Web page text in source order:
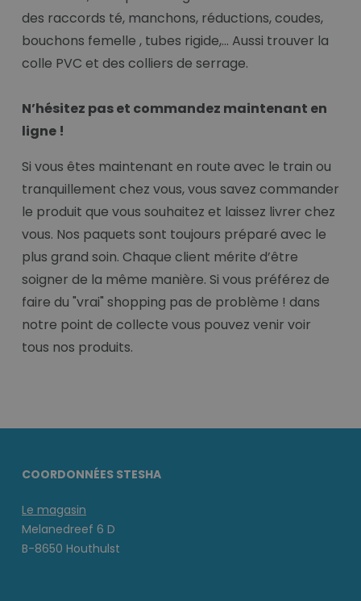
des raccords té, manchons, réductions, coudes,
bouchons femelle , tubes rigide,... Aussi trouver la
colle PVC et des colliers de serrage.
N’hésitez pas et commandez maintenant en
ligne !
Si vous êtes maintenant en route avec le train ou
tranquillement chez vous, vous savez commander
le produit que vous souhaitez et laissez livrer chez
vous. Nos paquets sont toujours préparé avec le
plus grand soin. Chaque client mérite d’être
soigner de la même manière. Si vous préférez de
faire du "vrai" shopping pas de problème ! dans
notre point de collecte vous pouvez venir voir
tous nos produits.
COORDONNÉES STESHA
Le magasin
Melanedreef 6 D
B-8650 Houthulst